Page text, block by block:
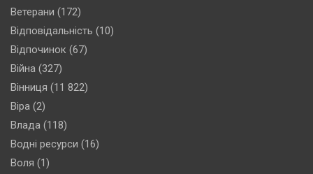
Ветерани (172)
Відповідальність (10)
Відпочинок (67)
Війна (327)
Вінниця (11 822)
Віра (2)
Влада (118)
Водні ресурси (16)
Воля (1)